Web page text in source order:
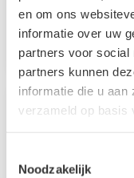
en om ons
informatie over uw
partners voor social
partners kunnen
informatie die u aan
verzameld op basis
Noodzakelijk
prijs
was:
€